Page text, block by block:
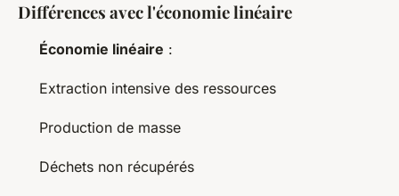
Différences avec l'économie linéaire
Économie linéaire :
Extraction intensive des ressources
Production de masse
Déchets non récupérés